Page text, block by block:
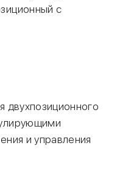
с
двухпозиционного
и управления